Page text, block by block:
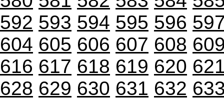
592 593 594 595 596
604 605 606 607 608
616 617 618 619 620
628 629 630 631 632